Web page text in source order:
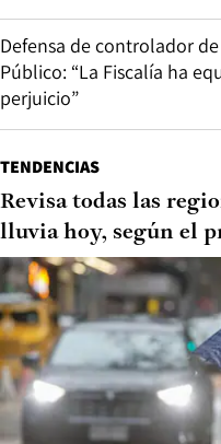
Defensa de controlador
Público: “La Fiscalía ha
perjuicio”
TENDENCIAS
Revisa todas las
lluvia hoy, según el